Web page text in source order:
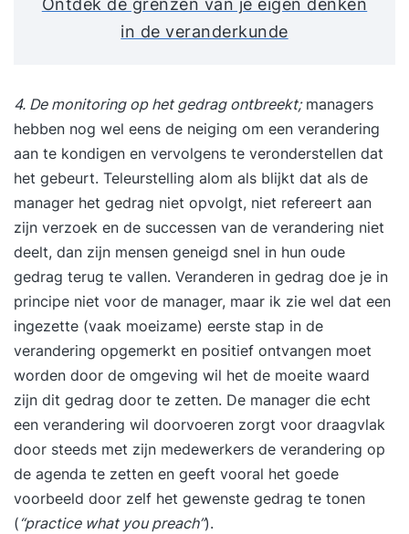
Ontdek de grenzen van je eigen denken
in de veranderkunde
4. De monitoring op het gedrag ontbreekt;managers
hebben nog wel eens de neiging om een verandering
aan te kondigen en vervolgens te veronderstellen dat
het gebeurt. Teleurstelling alom als blijkt dat als de
manager het gedrag niet opvolgt, niet refereert aan
zijn verzoek en de successen van de verandering niet
deelt, dan zijn mensen geneigd snel in hun oude
gedrag terug te vallen. Veranderen in gedrag doe je in
principe niet voor de manager, maar ik zie wel dat een
ingezette (vaak moeizame) eerste stap in de
verandering opgemerkt en positief ontvangen moet
worden door de omgeving wil het de moeite waard
zijn dit gedrag door te zetten. De manager die echt
een verandering wil doorvoeren zorgt voor draagvlak
door steeds met zijn medewerkers de verandering op
de agenda te zetten en geeft vooral het goede
voorbeeld door zelf het gewenste gedrag te tonen
(“practice what you preach”).